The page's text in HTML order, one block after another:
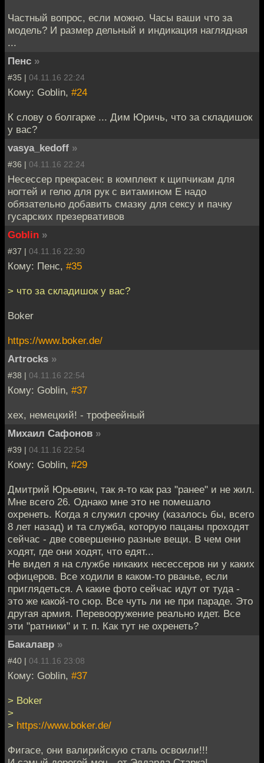
Частный вопрос, если можно. Часы ваши что за
модель? И размер дельный и индикация наглядная
...
Пенс »
#35 | 04.11.16 22:24
Кому: Goblin, #24
К слову о болгарке ... Дим Юричь, что за складишок
у вас?
vasya_kedoff »
#36 | 04.11.16 22:24
Несессер прекрасен: в комплект к щипчикам для
ногтей и гелю для рук с витамином E надо
обязательно добавить смазку для сексу и пачку
гусарских презервативов
Goblin »
#37 | 04.11.16 22:30
Кому: Пенс, #35
> что за складишок у вас?
Boker
https://www.boker.de/
Artrocks »
#38 | 04.11.16 22:54
Кому: Goblin, #37
хех, немецкий! - трофеейный
Михаил Сафонов »
#39 | 04.11.16 22:54
Кому: Goblin, #29
Дмитрий Юрьевич, так я-то как раз "ранее" и не жил.
Мне всего 26. Однако мне это не помешало
охренеть. Когда я служил срочку (казалось бы, всего
8 лет назад) и та служба, которую пацаны проходят
сейчас - две совершенно разные вещи. В чем они
ходят, где они ходят, что едят...
Не видел я на службе никаких несессеров ни у каких
офицеров. Все ходили в каком-то рванье, если
приглядеться. А какие фото сейчас идут от туда -
это же какой-то сюр. Все чуть ли не при параде. Это
другая армия. Перевооружение реально идет. Все
эти "ратники" и т. п. Как тут не охренеть?
Бакалавр »
#40 | 04.11.16 23:08
Кому: Goblin, #37
> Boker
>
> https://www.boker.de/
Фигасе, они валирийскую сталь освоили!!!